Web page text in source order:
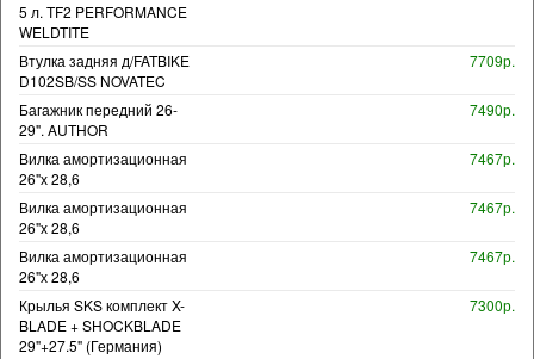
5 л. TF2 PERFORMANCE
WELDTITE
Втулка задняя д/FATBIKE
D102SB/SS NOVATEC
7709р.
Багажник передний 26-
29". AUTHOR
7490р.
Вилка амортизационная
26"х 28,6
7467р.
Вилка амортизационная
26"х 28,6
7467р.
Вилка амортизационная
26"х 28,6
7467р.
Крылья SKS комплект X-
BLADE + SHOCKBLADE
29"+27.5" (Германия)
7300р.